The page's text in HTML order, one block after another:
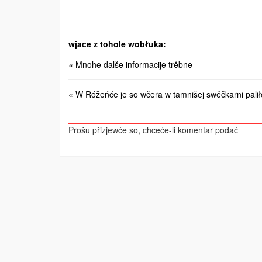
wjace z tohole wobłuka:
« Mnohe dalše informacije trěbne
« W Róžeńće je so wčera w tamnišej swěčkarni
Prošu přizjewće so, chceće-li komentar podać